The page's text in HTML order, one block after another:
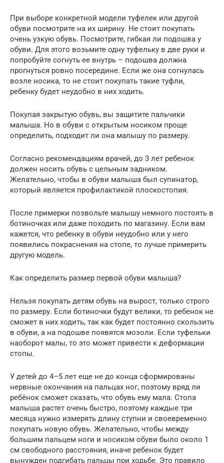
При выборе конкретной модели туфелек или другой
обуви посмотрите на их ширину. Не стоит покупать
очень узкую обувь. Посмотрите, гибкая ли подошва у
обуви. Для этого возьмите одну туфельку в две руки и
попробуйте согнуть ее внутрь – подошва должна
прогнуться ровно посередине. Если же она согнулась
возле носика, то не стоит покупать такие туфли,
ребенку будет неудобно в них ходить.
Покупая закрытую обувь, вы защитите пальчики
малыша. Но в обуви с открытым носиком проще
определить, подходит ли она малышу по размеру.
Согласно рекомендациям врачей, до 3 лет ребенок
должен носить обувь с цельным задником.
Желательно, чтобы в обуви малыша был супинатор,
который является профилактикой плоскостопия.
После примерки позвольте малышу немного постоять в
ботиночках или даже походить по магазину. Если вам
кажется, что ребенку в обуви неудобно или у него
появились покраснения на стопе, то лучше примерить
другую модель.
Как определить размер первой обуви малыша?
Нельзя покупать детям обувь на вырост, только строго
по размеру. Если ботиночки будут велики, то ребенок не
сможет в них ходить, так как будет постоянно скользить
в обуви, а на подошве появятся мозоли. Если туфельки
наоборот малы, то это может привести к деформации
стопы.
У детей до 4–5 лет еще не до конца сформированы
нервные окончания на пальцах ног, поэтому вряд ли
ребёнок сможет сказать, что обувь ему мала. Стопа
малыша растет очень быстро, поэтому каждые три
месяца нужно измерять длину ступни и своевременно
покупать новую обувь. Желательно, чтобы между
большим пальцем ноги и носиком обуви было около 1
см свободного расстояния, иначе ребенок будет
вынужден подгибать пальцы при ходьбе. Это правило